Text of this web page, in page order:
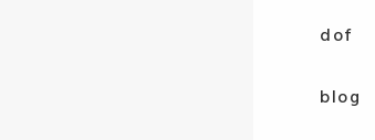
dof
blog